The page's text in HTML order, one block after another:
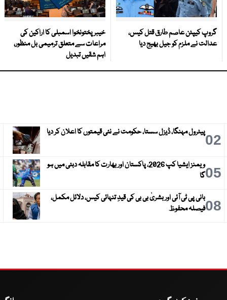
گروپ کیپٹن عاصم طارق قتل کیس،
عدالت نے ملزم کو جیل بھیج دیا
خیبرپختونخوا اسمبلی کا اراکین کی
مراعات سے متعلق ترمیمی بل منظور،
اہم شقیں تبدیل
02پیٹرول مہنگا، ڈیزل سستا، حکومت نے نئی قیمتوں کا اعلان کر دیا
05
ویمنز ایشیا کپ 2026، پاکستان اور بھارت کا مقابلہ دبئی میں ہو
گا
08بانی پی ٹی آئی اور بشریٰ بی بی کی قیدِ تنہائی کیس، دلائل مکمل،
فیصلہ محفوظ